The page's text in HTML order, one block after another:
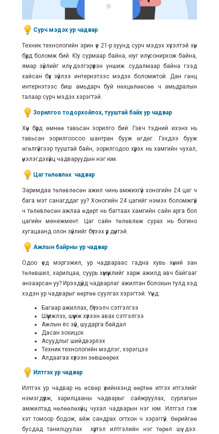
Сурч мэдэх ур чадвар
Техник технологийн эрин үе 21-р зуунд сурч мэдэх хүсэлтэй хүн
бүрд боломж бий. Юу сурмаар байна, юуг илүү сонирхож байна,
ямар зүйлийг илүү дэлгэрүүлэн уншиж судалмаар байна гээд
хайсан бүх зүйлээ интернэтээс мэдэх боломжтой. Дан ганц
интернэтээс биш амьдарч буй нөхцөлөөсөө ч амьдралын
талаар сурч мэдэх хэрэгтэй.
Зорилгоо тодорхойлох, тууштай байх ур чадвар
Хүн бүрд өмнөө тавьсан зорилго бий. Гэвч тэдний ихэнх нь
тавьсан зорилгоосоо шантран бууж өгдөг. Гэхдээ бууж
өгөлгүйгээр тууштай байн, зорилгодоо хүрэх нь хамгийн чухал,
үнэлэгдэхүйц чадваруудын нэг юм.
Цаг төлөвлөх чадвар
Заримдаа төлөвлөсөн ажил чинь амжихгүй хоногийн 24 цаг ч
бага мэт санагддаг уу? Хоногийн 24 цагийг нэмэх боломжгүй
ч төлөвлөсөн ажлаа өдөрт нь багтаах хамгийн сайн арга бол
цагийн менежмент. Цаг сайн төлөвлөж сурах нь богино
хугацаанд олон зүйлийг бүтээх үр дүнтэй.
Ажлын байрны ур чадвар
Одоо үед мэргэжил, ур чадвараас гадна хувь хүний зан
төлөвшил, харилцаа, суурь хүмүүжлийг харж ажилд авч байгааг
анзаарсан уу? Ирээдүйд чадварлаг ажилтан болохын тулд хэд
хэдэн ур чадварыг өөртөө суулгах хэрэгтэй. Үүнд:
Багаар ажиллах, бүтээлч сэтгэлгээ
Шүүмжлэх, шүүмж хүлээн авах сэтгэлгээ
Ажлын ёс зүй, шударга байдал
Дасан зохицох
Асуудлыг шийдвэрлэх
Техник технологийн мэдлэг, хэрэгцээ
Алдаагаа хүлээн зөвшөөрөх
Илтгэх ур чадвар
Илтгэх ур чадвар нь өсвөр үеийнхэнд өөртөө итгэх итгэлийг
нэмэгдүүлж, харилцааны чадварыг сайжруулах, сурлагын
амжилтад нөлөөлөхүйц чухал чадварын нэг юм. Илтгэл гэж
хэт томоор бодож, айж сандрах огтхон ч хэрэггүй. Өөрийгөө
бусдад танилцуулах хүртэл илтгэлийн нэг төрөл шүү дээ.